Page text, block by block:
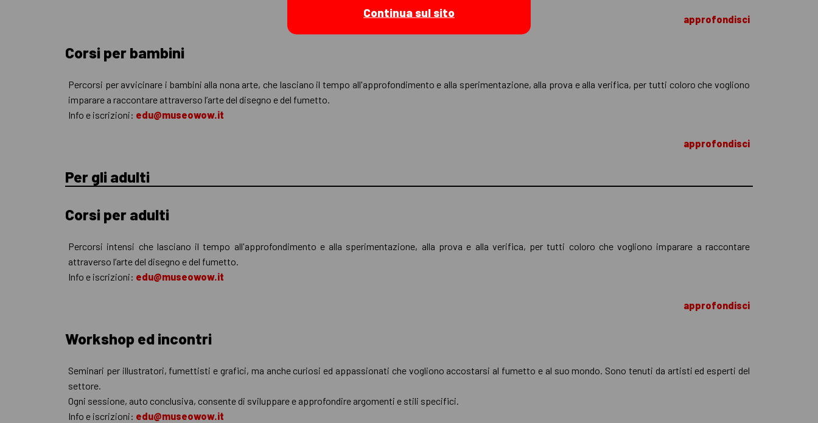
approfondisci
Corsi per bambini
Percorsi per avvicinare i bambini alla nona arte, che lasciano il tempo all'approfondimento e alla sperimentazione, alla prova e alla verifica, per tutti coloro che vogliono
imparare a raccontare attraverso l’arte del disegno e del fumetto.
Info e iscrizioni: edu@museowow.it
approfondisci
Per gli adulti
Corsi per adulti
Percorsi intensi che lasciano il tempo all'approfondimento e alla sperimentazione, alla prova e alla verifica, per tutti coloro che vogliono imparare a raccontare
attraverso l’arte del disegno e del fumetto.
Info e iscrizioni: edu@museowow.it
approfondisci
Workshop ed incontri
Seminari per illustratori, fumettisti e grafici, ma anche curiosi ed appassionati che vogliono accostarsi al fumetto e al suo mondo. Sono tenuti da artisti ed esperti del
settore.
Ogni sessione, auto conclusiva, consente di sviluppare e approfondire argomenti e stili specifici.
Info e iscrizioni: edu@museowow.it
Continua sul sito